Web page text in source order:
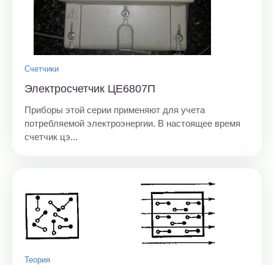
Счетчики
Электросчетчик ЦЕ6807П
Приборы этой серии применяют для учета
потребляемой электроэнергии. В настоящее время
счетчик цэ...
Теория